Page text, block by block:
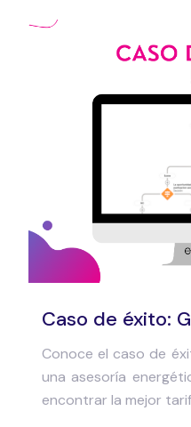
Caso de éxito:
Conoce el caso de
una asesoría
encontrar la mejor